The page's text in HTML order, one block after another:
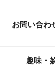
お問い合わ
趣味・